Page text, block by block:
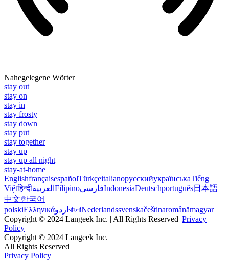
Nahegelegene Wörter
stay out
stay on
stay in
stay frosty
stay down
stay put
stay together
stay up
stay up all night
stay-at-home
EnglishfrançaisespañolTürkçeitalianoрусскийукраїнськаTiếng
Việtहिन्दीالعربية FilipinoفارسیIndonesiaDeutschportuguês日本語
中文한국어
polskiΕλληνικάاردو বাংলাNederlandssvenskačeštinaromânămagyar
Copyright © 2024 Langeek Inc. | All Rights Reserved |Privacy
Policy
Copyright © 2024 Langeek Inc.
All Rights Reserved
Privacy Policy